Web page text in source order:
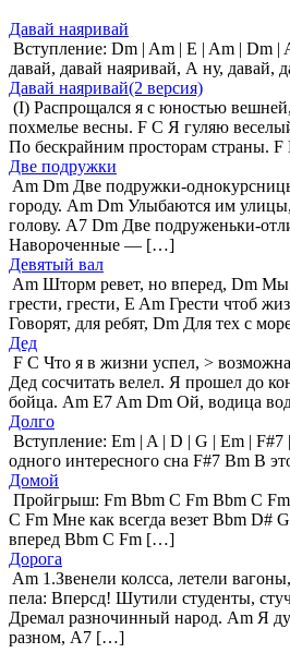
Давай наяривай
Вступление: Dm | Am | E | Am | Dm |
давай, давай наяривай, А ну, давай,
Давай наяривай(2 версия)
(I) Распрощался я с юностью
похмелье весны. F C Я гуляю
По бескрайним просторам страны.
Две подружки
Am Dm Две подружки-
городу. Am Dm Улыбаются им
голову. A7 Dm Две подруженьки-
Навороченные — […]
Девятый вал
Am Шторм ревет, но вперед, Dm
грести, грести, E Am Грести чтоб
Говорят, для ребят, Dm Для тех с
Дед
F C Что я в жизни успел, >
Дед сосчитать велел. Я прошел до
бойца. Am E7 Am Dm Ой, водица
Долго
Вступление: Em | A | D | G | Em |
одного интересного сна F#7 Bm В
Домой
Пройгрыш: Fm Bbm C Fm Bbm C
C Fm Мне как всегда везет Bbm D#
вперед Bbm C Fm […]
Дорога
Am 1.Звенели колсса, летели
пела: Вперсд! Шутили студенты,
Дремал разночинный народ. Am Я
разном, A7 […]